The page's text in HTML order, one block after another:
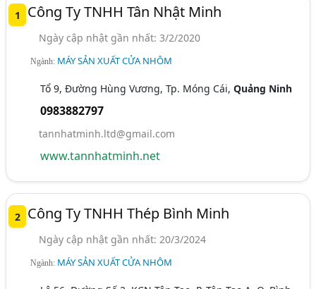
1 Công Ty TNHH Tân Nhật Minh
Ngày cập nhật gần nhất: 3/2/2020
Ngành: MÁY SẢN XUẤT CỬA NHÔM
Tổ 9, Đường Hùng Vương, Tp. Móng Cái,Quảng Ninh
0983882797
tannhatminh.ltd@gmail.com
www.tannhatminh.net
2 Công Ty TNHH Thép Bình Minh
Ngày cập nhật gần nhất: 20/3/2024
Ngành: MÁY SẢN XUẤT CỬA NHÔM